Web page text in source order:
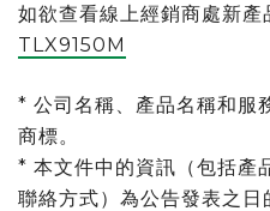
如欲查看線上經銷商處新產
TLX9150M
* 公司名稱、產品名稱和服
商標。
* 本文件中的資訊（包括產
聯絡方式）為公告發表之日